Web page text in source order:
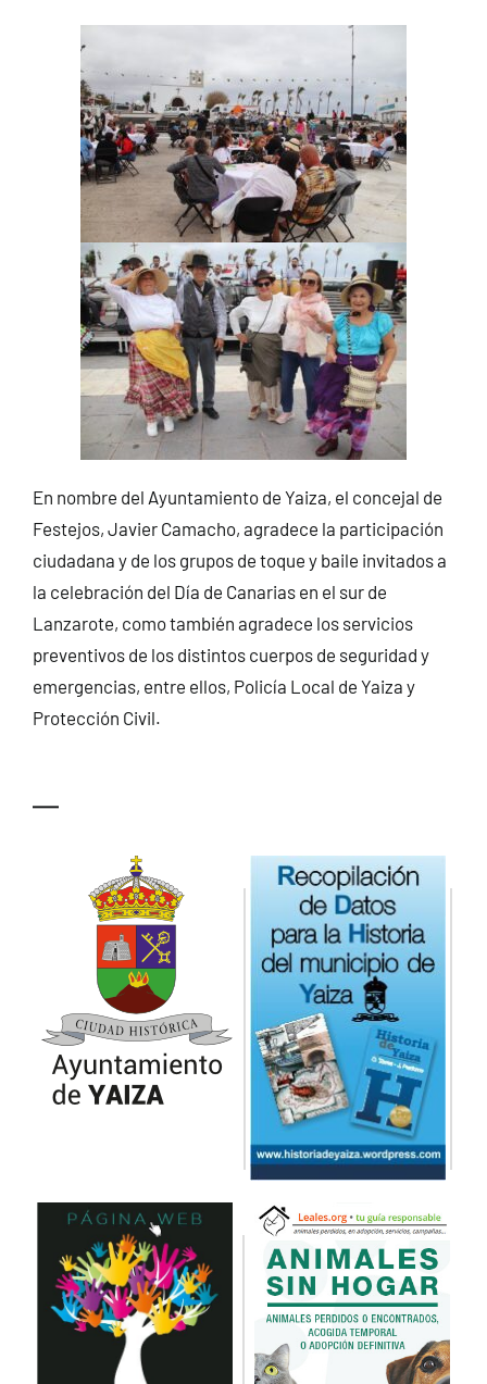
En nombre del Ayuntamiento de Yaiza, el concejal de
Festejos, Javier Camacho, agradece la participación
ciudadana y de los grupos de toque y baile invitados a
la celebración del Día de Canarias en el sur de
Lanzarote, como también agradece los servicios
preventivos de los distintos cuerpos de seguridad y
emergencias, entre ellos, Policía Local de Yaiza y
Protección Civil.
—